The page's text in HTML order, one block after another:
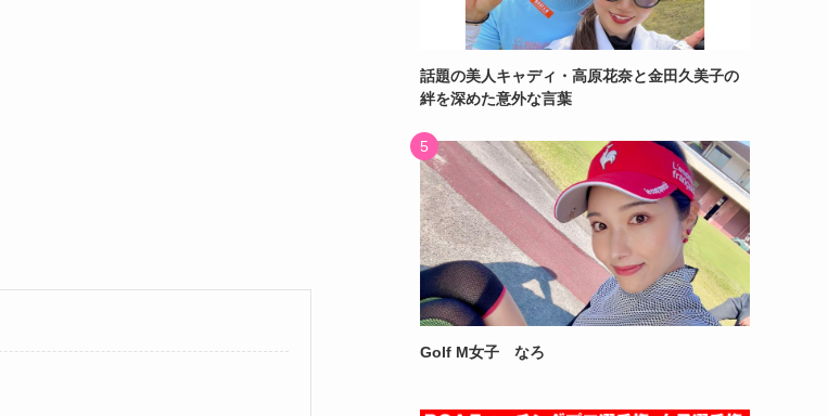
話題の美人キャディ・高原花奈と金田久美子の
絆を深めた意外な言葉
Golf M女子 なろ